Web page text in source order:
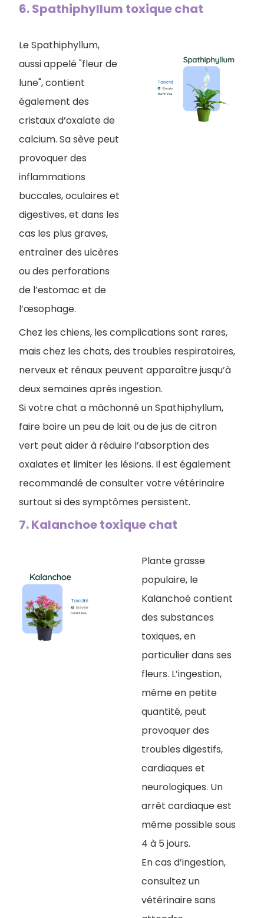
6. Spathiphyllum toxique chat
Le Spathiphyllum,
aussi appelé "fleur de
lune", contient
également des
cristaux d’oxalate de
calcium. Sa sève peut
provoquer des
inflammations
buccales, oculaires et
digestives, et dans les
cas les plus graves,
entraîner des ulcères
ou des perforations
de l’estomac et de
l’œsophage.
Chez les chiens, les complications sont rares,
mais chez les chats, des troubles respiratoires,
nerveux et rénaux peuvent apparaître jusqu’à
deux semaines après ingestion.
Si votre chat a mâchonné un Spathiphyllum,
faire boire un peu de lait ou de jus de citron
vert peut aider à réduire l’absorption des
oxalates et limiter les lésions. Il est également
recommandé de consulter votre vétérinaire
surtout si des symptômes persistent.
7. Kalanchoe toxique chat
Plante grasse
populaire, le
Kalanchoé contient
des substances
toxiques, en
particulier dans ses
fleurs. L’ingestion,
même en petite
quantité, peut
provoquer des
troubles digestifs,
cardiaques et
neurologiques. Un
arrêt cardiaque est
même possible sous
4 à 5 jours.
En cas d’ingestion,
consultez un
vétérinaire sans